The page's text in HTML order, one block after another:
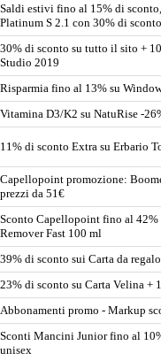
Saldi estivi fino al 15% di
Platinum S 2.1 con 30% di sconto
30% di sconto su tutto il sito +
Studio 2019
Risparmia fino al 13% su
Vitamina D3/K2 su NatuRise -
11% di sconto Extra su Erbario
Capellopoint promozione:
prezzi da 51€
Sconto Capellopoint fino al
Remover Fast 100 ml
39% di sconto sui Carta da
23% di sconto su Carta Velina +
Abbonamenti promo - Markup
Sconti Mancini Junior fino al
unisex